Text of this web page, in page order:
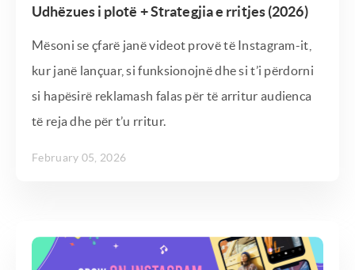
Udhëzues i plotë + Strategjia e rritjes (2026)
Mësoni se çfarë janë videot provë të Instagram-it,
kur janë lançuar, si funksionojnë dhe si t’i përdorni
si hapësirë ​​reklamash falas për të arritur audienca
të reja dhe për t’u rritur.
February 05, 2026